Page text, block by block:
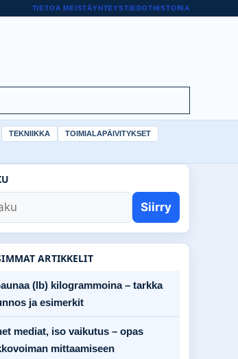
TIETOA MEISTÄYHTEYSTIEDOTHISTORIA
TEKNIIKKA
TOIMIALAPÄIVITYKSET
Siirry
ARTIKKELIT
(lb) kilogrammoina – tarkka
ja esimerkit
mediat, iso vaikutus – opas
mittaamiseen